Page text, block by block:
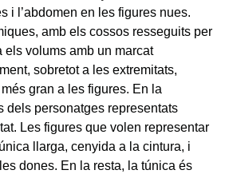
i l’abdomen en les figures nues.
amb els cossos resseguits per
els volums amb un marcat
sobretot a les extremitats,
gran a les figures. En la
dels personatges representats
Les figures que volen representar
llarga, cenyida a la cintura, i
dones. En la resta, la túnica és